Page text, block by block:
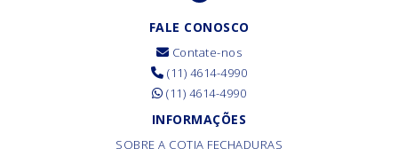
FALE CONOSCO
Contate-nos
(11) 4614-4990
(11) 4614-4990
INFORMAÇÕES
SOBRE A COTIA FECHADURAS